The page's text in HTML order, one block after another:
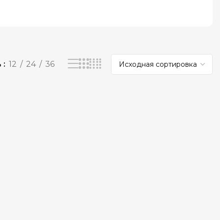
12 24 36